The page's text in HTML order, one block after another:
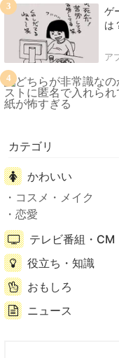
ゲ
は
ア
3
4
カテゴリ
かわいい
コスメ・メイク
恋愛
テレビ番組・CM
役立ち・知識
おもしろ
ニュース